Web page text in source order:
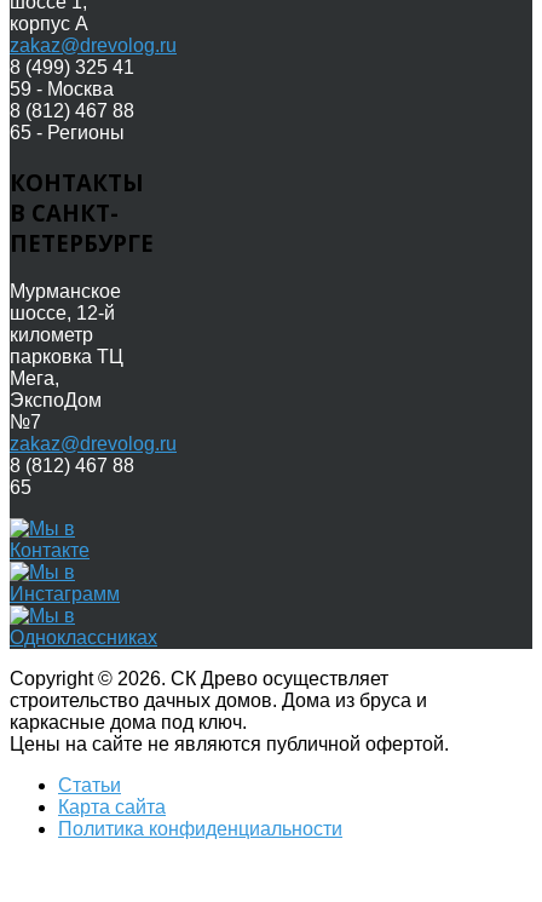
корпус А
zakaz@drevolog.ru
8 (499) 325 41
59 - Москва
8 (812) 467 88
65 - Регионы
КОНТАКТЫ
В САНКТ-
ПЕТЕРБУРГЕ
Мурманское
шоссе, 12-й
километр
парковка ТЦ
Мега,
ЭкспоДом
№7
zakaz@drevolog.ru
8 (812) 467 88
65
Copyright © 2026. СК Древо осуществляет
строительство дачных домов. Дома из бруса и
каркасные дома под ключ.
Цены на сайте не являются публичной офертой.
Статьи
Карта сайта
Политика конфиденциальности